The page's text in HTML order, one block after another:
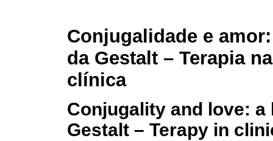
Conjugalidade e
da Gestalt – Terapia
clínica
Conjugality and love: a
Gestalt – Terapy in